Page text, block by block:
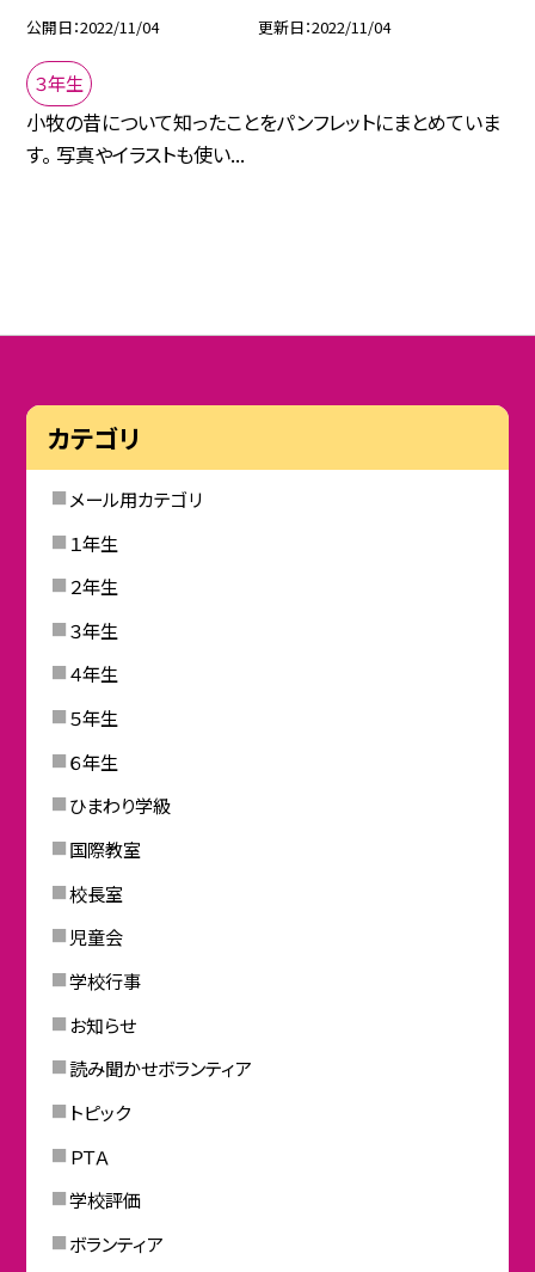
公開日 2022/11/04 更新日 2022/11/04
３年生
小牧の昔について知ったことをパンフレットにまとめていま
す。 写真やイラストも使い...
カテゴリ
メール用カテゴリ
１年生
２年生
３年生
４年生
５年生
６年生
ひまわり学級
国際教室
校長室
児童会
学校行事
お知らせ
読み聞かせボランティア
トピック
ＰＴＡ
学校評価
ボランティア